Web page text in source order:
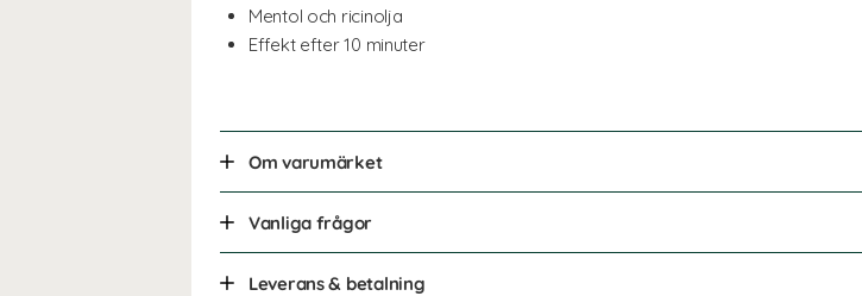
Mentol och ricinolja
Effekt efter 10 minuter
Om varumärket
Vanliga frågor
Leverans & betalning